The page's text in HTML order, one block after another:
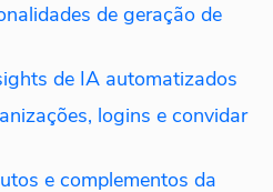
de geração de
de IA automatizados
logins e convidar
e complementos da